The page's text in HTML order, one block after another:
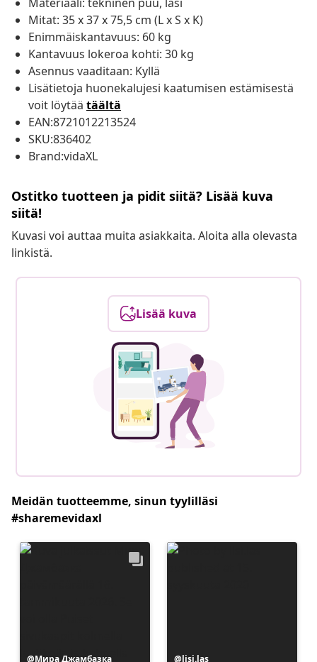
Mitat: 35 x 37 x 75,5 cm (L x S x K)
Enimmäiskantavuus: 60 kg
Kantavuus lokeroa kohti: 30 kg
Asennus vaaditaan: Kyllä
Lisätietoja huonekalujesi kaatumisen estämisestä
voit löytää täältä
EAN:8721012213524
SKU:836402
Brand:vidaXL
Ostitko tuotteen ja pidit siitä? Lisää kuva
siitä!
Kuvasi voi auttaa muita asiakkaita. Aloita alla olevasta
linkistä.
Lisää kuva
Meidän tuotteemme, sinun tyylilläsi
#sharemevidaxl
Julkaissut
Мира Джамбазка Julkaissut
lisi.las